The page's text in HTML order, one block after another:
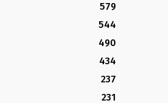
579
544
490
434
237
231